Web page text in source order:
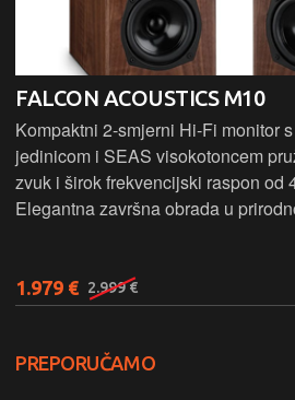
FALCON ACOUSTICS M10
Kompaktni 2-smjerni Hi-Fi monitor
jedinicom i SEAS visokotoncem
zvuk i širok frekvencijski raspon od
Elegantna završna obrada u
1.979 € 2.999 €
PREPORUČAMO